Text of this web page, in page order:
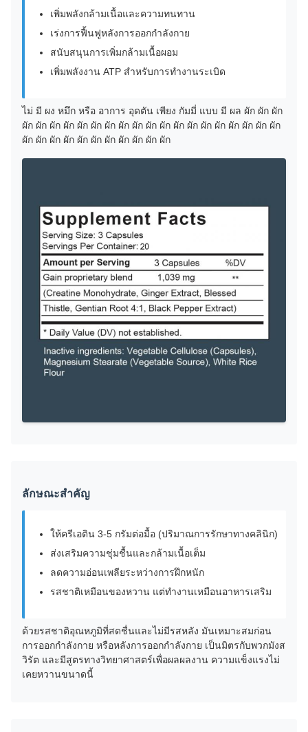
เพิ่มพลังกล้ามเนื้อและความทนทาน
เร่งการฟื้นฟูหลังการออกกําลังกาย
สนับสนุนการเพิ่มกล้ามเนื้อผอม
เพิ่มพลังงาน ATP สําหรับการทํางานระเบิด
ไม่ มี ผง หมึก หรือ อาการ อุดตัน เพียง กัมมี่ แบบ มี ผล ผัก ผัก ผัก
ผัก ผัก ผัก ผัก ผัก ผัก ผัก ผัก ผัก ผัก ผัก ผัก ผัก ผัก ผัก ผัก ผัก ผัก ผัก
ผัก ผัก ผัก ผัก ผัก ผัก ผัก ผัก ผัก ผัก ผัก
ลักษณะสําคัญ
ให้ครีเอติน 3-5 กรัมต่อมื้อ (ปริมาณการรักษาทางคลินิก)
ส่งเสริมความชุ่มชื้นและกล้ามเนื้อเต็ม
ลดความอ่อนเพลียระหว่างการฝึกหนัก
รสชาติเหมือนของหวาน แต่ทํางานเหมือนอาหารเสริม
ด้วยรสชาติอุณหภูมิที่สดชื่นและไม่มีรสหลัง มันเหมาะสมก่อน
การออกกําลังกาย หรือหลังการออกกําลังกาย เป็นมิตรกับพวกมังส
วิรัต และมีสูตรทางวิทยาศาสตร์เพื่อผลผลงาน ความแข็งแรงไม่
เคยหวานขนาดนี้